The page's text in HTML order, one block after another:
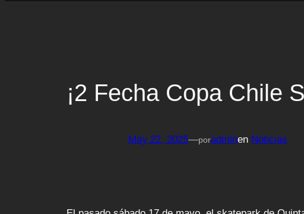
¡2 Fecha Copa Chile
May 22, 2025—poradminen Noticias